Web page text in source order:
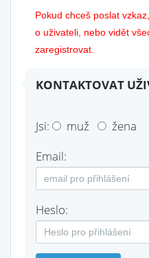
Pokud chceš poslat
o uživateli, nebo vidět
zaregistrovat.
KONTAKTOVAT
Jsi: muž
žena
Email:
Heslo: